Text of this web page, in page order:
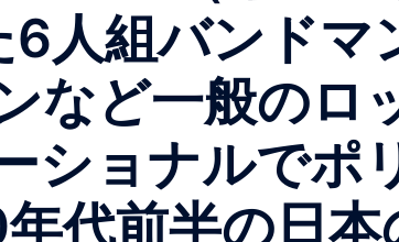
人組バンドマ
など一般のロ
ショナルでポ
代前半の日本